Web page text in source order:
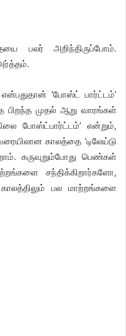
பலர் அறிந்திருப்போம்.
‘போஸ்ட் பார்ட்டம்’
பிறந்த முதல் ஆறு வாரங்கள்
போஸ்ட்பார்ட்டம்’ என்றும்,
காலத்தை ‘டிலேய்டு
கருவுறும்போது பெண்கள்
சந்திக்கிறார்களோ,
பல மாற்றங்களை